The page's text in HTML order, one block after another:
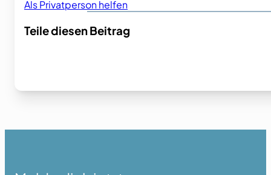
Als Privatperson helfen
Teile diesen Beitrag